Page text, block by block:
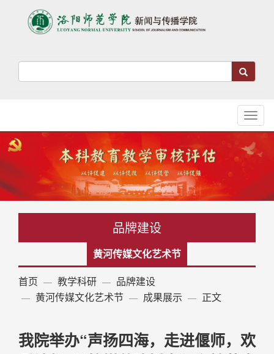
品牌建设
黄河传媒文化艺术节
首页
教学科研
品牌建设
黄河传媒文化艺术节
成果展示 正文
我院举办“声扬四海，走进偃师，欢